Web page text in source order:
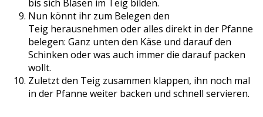
bis sich Blasen im Teig bilden.
Nun könnt ihr zum Belegen den
Teig herausnehmen oder alles direkt in der Pfanne
belegen: Ganz unten den Käse und darauf den
Schinken oder was auch immer die darauf packen
wollt.
Zuletzt den Teig zusammen klappen, ihn noch mal
in der Pfanne weiter backen und schnell servieren.